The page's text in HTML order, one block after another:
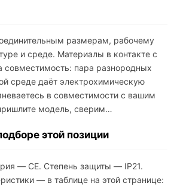
размерам, рабочему
и среде. Материалы в контакте с
совместимость: пара разнородных
среде даёт электрохимическую
в совместимости с вашим
модель, сверим
этой позиции
— CE. Степень защиты — IP21.
— в таблице на этой странице: